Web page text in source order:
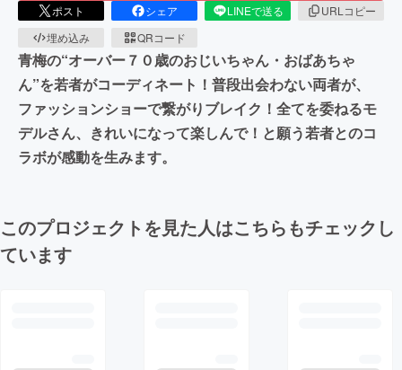
ポスト シェア LINEで送る
URLコピー
埋め込み
QRコード
青梅の“オーバー７０歳のおじいちゃん・おばあちゃ
ん”を若者がコーディネート！普段出会わない両者が、
ファッションショーで繋がりブレイク！全てを委ねるモ
デルさん、きれいになって楽しんで！と願う若者とのコ
ラボが感動を生みます。
このプロジェクトを見た人はこちらもチェックし
ています